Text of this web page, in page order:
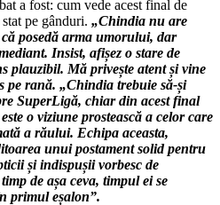
a fost: cum vede acest final de
pe gânduri. „Chindia nu are
posedă arma umorului, dar
Insist, afișez o stare de
plauzibil. Mă privește atent și vine
pe rană. „Chindia trebuie să-și
SuperLigă, chiar din acest final
o viziune prostească a celor care
a răului. Echipa aceasta,
unui postament solid pentru
și indispușii vorbesc de
de așa ceva, timpul ei se
primul eșalon”.